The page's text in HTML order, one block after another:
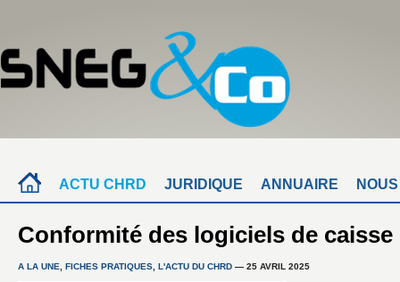
ACTU CHRD JURIDIQUE ANNUAIRE
Conformité des logiciels de caisse
A LA UNE FICHES PRATIQUES L'ACTU DU CHRD — 25 AVRIL 2025